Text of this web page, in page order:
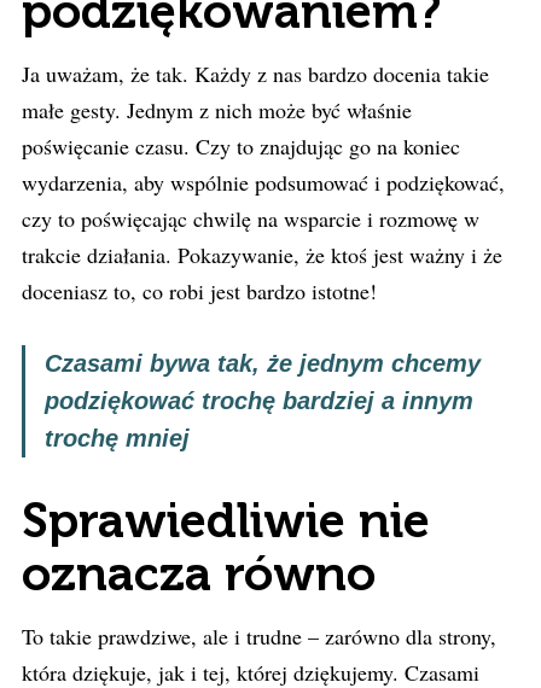
Ja uważam, że tak. Każdy z nas bardzo docenia takie
małe gesty. Jednym z nich może być właśnie
poświęcanie czasu. Czy to znajdując go na koniec
wydarzenia, aby wspólnie podsumować i podziękować,
czy to poświęcając chwilę na wsparcie i rozmowę w
trakcie działania. Pokazywanie, że ktoś jest ważny i że
doceniasz to, co robi jest bardzo istotne!
Czasami bywa tak, że jednym chcemy
podziękować trochę bardziej a innym
trochę mniej
Sprawiedliwie nie
oznacza równo
To takie prawdziwe, ale i trudne – zarówno dla strony,
która dziękuje, jak i tej, której dziękujemy. Czasami